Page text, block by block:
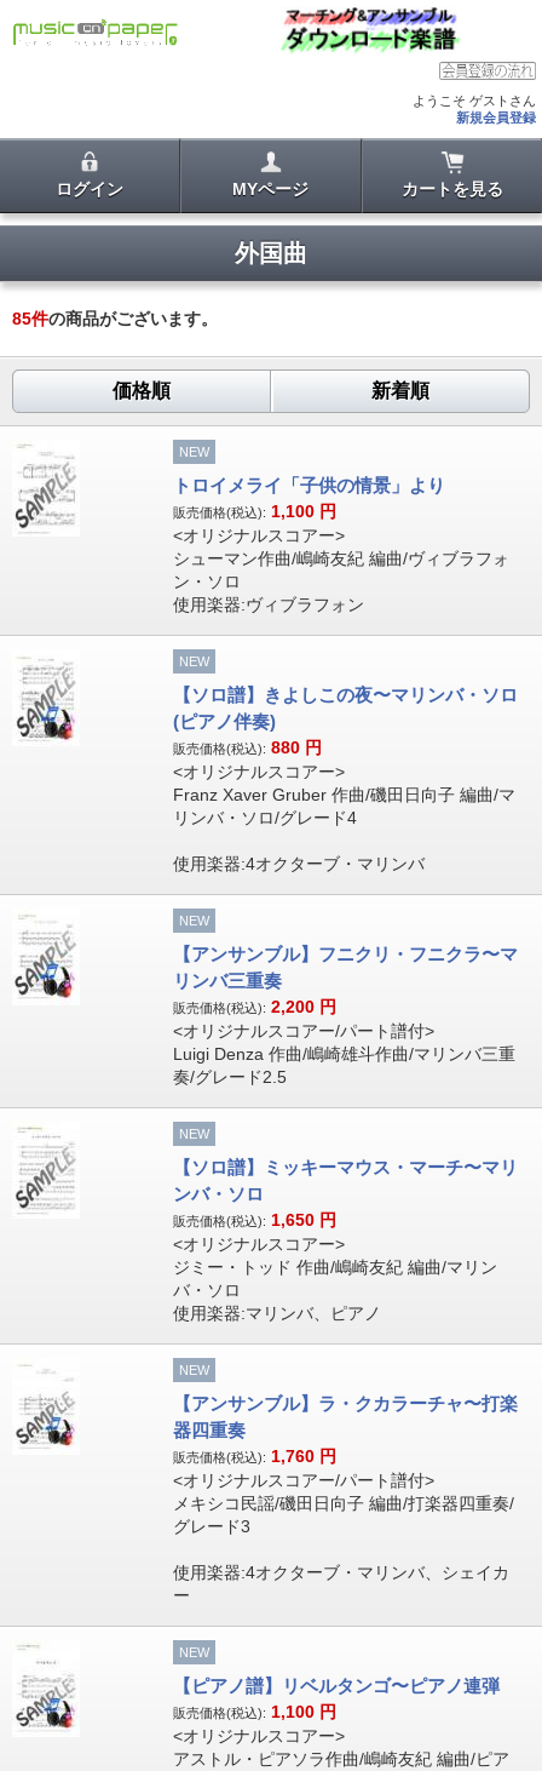
ようこそ ゲストさん
新規会員登録
ログイン MYページ カートを見る
外国曲
85件の商品がございます。
価格順 新着順
NEW
トロイメライ「子供の情景」より
販売価格(税込): 1,100 円
<オリジナルスコアー>
シューマン作曲/嶋崎友紀 編曲/ヴィブラフォ
ン・ソロ
使用楽器:ヴィブラフォン
NEW
【ソロ譜】きよしこの夜〜マリンバ・ソロ
(ピアノ伴奏)
販売価格(税込): 880 円
<オリジナルスコアー>
Franz Xaver Gruber 作曲/磯田日向子 編曲/マ
リンバ・ソロ/グレード4
使用楽器:4オクターブ・マリンバ
NEW
【アンサンブル】フニクリ・フニクラ〜マ
リンバ三重奏
販売価格(税込): 2,200 円
<オリジナルスコアー/パート譜付>
Luigi Denza 作曲/嶋崎雄斗作曲/マリンバ三重
奏/グレード2.5
NEW
【ソロ譜】ミッキーマウス・マーチ〜マリ
ンバ・ソロ
販売価格(税込): 1,650 円
<オリジナルスコアー>
ジミー・トッド 作曲/嶋崎友紀 編曲/マリン
バ・ソロ
使用楽器:マリンバ、ピアノ
NEW
【アンサンブル】ラ・クカラーチャ〜打楽
器四重奏
販売価格(税込): 1,760 円
<オリジナルスコアー/パート譜付>
メキシコ民謡/磯田日向子 編曲/打楽器四重奏/
グレード3
使用楽器:4オクターブ・マリンバ、シェイカ
ー
NEW
【ピアノ譜】リベルタンゴ〜ピアノ連弾
販売価格(税込): 1,100 円
<オリジナルスコアー>
アストル・ピアソラ作曲/嶋崎友紀 編曲/ピア